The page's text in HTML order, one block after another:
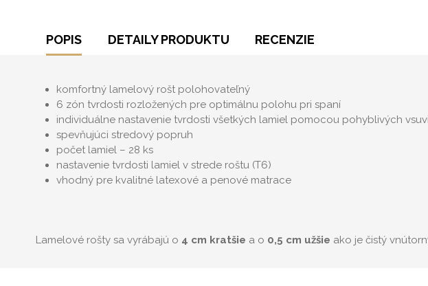
POPIS DETAILY PRODUKTU RECENZIE
komfortný lamelový rošt polohovateľný
6 zón tvrdosti rozložených pre optimálnu polohu pri spaní
individuálne nastavenie tvrdosti všetkých lamiel pomocou pohyblivých
spevňujúci stredový popruh
počet lamiel – 28 ks
nastavenie tvrdosti lamiel v strede roštu (T6)
vhodný pre kvalitné latexové a penové matrace
Lamelové rošty sa vyrábajú o 4 cm kratšie a o 0,5 cm užšie ako je čistý